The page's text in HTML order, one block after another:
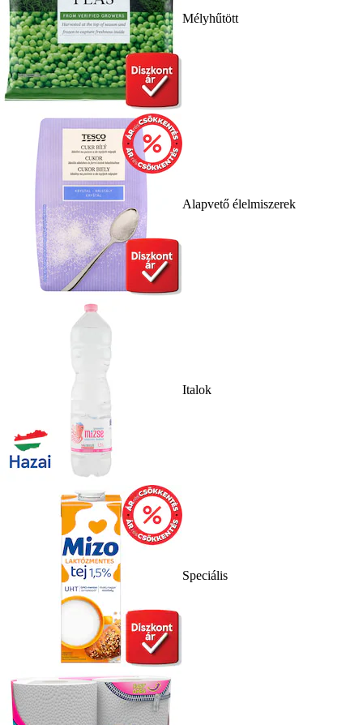
Mélyhűtött
Alapvető élelmiszerek
Italok
Speciális